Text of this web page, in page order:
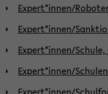
Expert*innen/
Expert*innen/
Expert*innen/
Expert*innen/